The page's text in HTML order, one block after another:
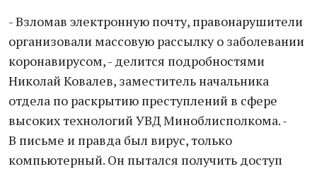
- Взломав электронную почту, правонарушители
организовали массовую рассылку о заболевании
коронавирусом, - делится подробностями
Николай Ковалев, заместитель начальника
отдела по раскрытию преступлений в сфере
высоких технологий УВД Миноблисполкома. -
В письме и правда был вирус, только
компьютерный. Он пытался получить доступ